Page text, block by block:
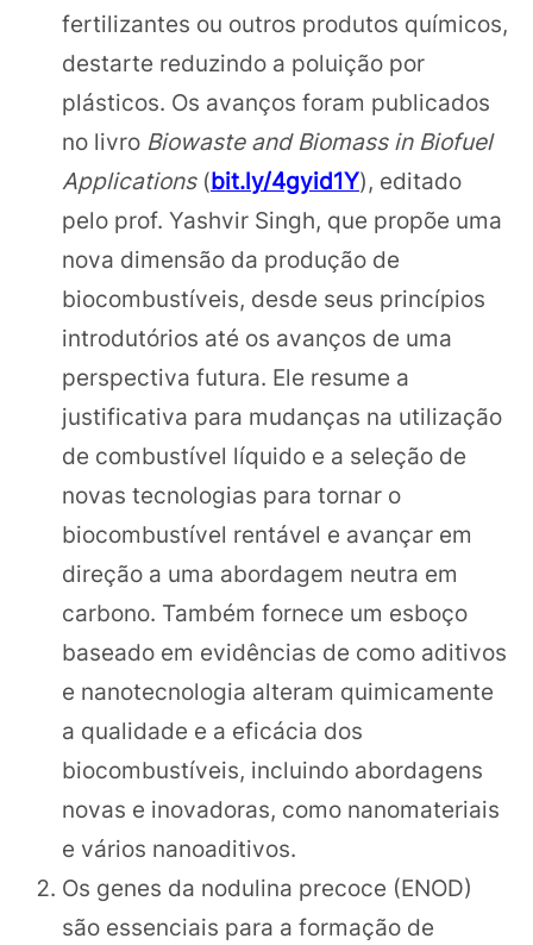
fertilizantes ou outros produtos químicos,
destarte reduzindo a poluição por
plásticos. Os avanços foram publicados
no livro Biowaste and Biomass in Biofuel
Applications(bit.ly/4gyid1Y), editado
pelo prof. Yashvir Singh, que propõe uma
nova dimensão da produção de
biocombustíveis, desde seus princípios
introdutórios até os avanços de uma
perspectiva futura. Ele resume a
justificativa para mudanças na utilização
de combustível líquido e a seleção de
novas tecnologias para tornar o
biocombustível rentável e avançar em
direção a uma abordagem neutra em
carbono. Também fornece um esboço
baseado em evidências de como aditivos
e nanotecnologia alteram quimicamente
a qualidade e a eficácia dos
biocombustíveis, incluindo abordagens
novas e inovadoras, como nanomateriais
e vários nanoaditivos.
Os genes da nodulina precoce (ENOD)
são essenciais para a formação de